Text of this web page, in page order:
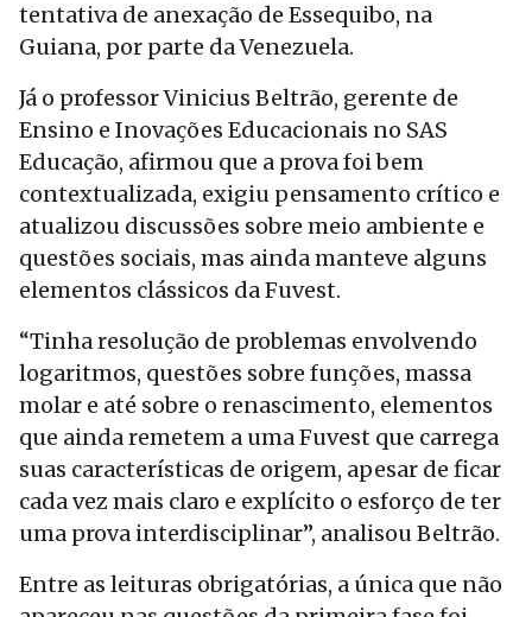
tentativa de anexação de Essequibo, na
Guiana, por parte da Venezuela.
Já o professor Vinicius Beltrão, gerente de
Ensino e Inovações Educacionais no SAS
Educação, afirmou que a prova foi bem
contextualizada, exigiu pensamento crítico e
atualizou discussões sobre meio ambiente e
questões sociais, mas ainda manteve alguns
elementos clássicos da Fuvest.
“Tinha resolução de problemas envolvendo
logaritmos, questões sobre funções, massa
molar e até sobre o renascimento, elementos
que ainda remetem a uma Fuvest que carrega
suas características de origem, apesar de ficar
cada vez mais claro e explícito o esforço de ter
uma prova interdisciplinar”, analisou Beltrão.
Entre as leituras obrigatórias, a única que não